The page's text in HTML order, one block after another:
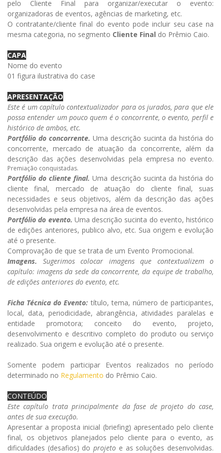
pelo Cliente Final para organizar/executar o evento:
organizadoras de eventos, agências de marketing, etc.
O contratante/cliente final do evento pode incluir seu case na
mesma categoria, no segmento Cliente Final do Prêmio Caio.
CAPA
Nome do evento
01 figura ilustrativa do case
APRESENTAÇÃO
Este é um capítulo contextualizador para os jurados, para que ele
possa entender um pouco quem é o concorrente, o evento, perfil e
histórico de ambos, etc.
Portfólio do concorrente. Uma descrição sucinta da história do
concorrente, mercado de atuação da concorrente, além da
descrição das ações desenvolvidas pela empresa no evento.
Premiação conquistadas.
Portfólio do cliente final. Uma descrição sucinta da história do
cliente final, mercado de atuação do cliente final, suas
necessidades e seus objetivos, além da descrição das ações
desenvolvidas pela empresa na área de eventos.
Portfólio do evento. Uma descrição sucinta do evento, histórico
de edições anteriores, publico alvo, etc. Sua origem e evolução
até o presente.
Comprovação de que se trata de um Evento Promocional.
Imagens. Sugerimos colocar imagens que contextualizem o
capítulo: imagens da sede da concorrente, da equipe de trabalho,
de edições anteriores do evento, etc.
Ficha Técnica do Evento: título, tema, número de participantes,
local, data, periodicidade, abrangência, atividades paralelas e
entidade promotora; conceito do evento, projeto,
desenvolvimento e descritivo completo do produto ou serviço
realizado. Sua origem e evolução até o presente.
Somente podem participar Eventos realizados no período
determinado no Regulamento do Prêmio Caio.
CONTEÚDO
Este capítulo trata principalmente da fase de projeto do case,
antes de sua execução.
Apresentar a proposta inicial (briefing) apresentado pelo cliente
final, os objetivos planejados pelo cliente para o evento, as
dificuldades (desafios) doprojeto e as soluções desenvolvidas.